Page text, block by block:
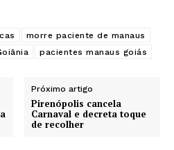
morre paciente de manaus
pacientes manaus goiás
Próximo artigo
Pirenópolis cancela
Carnaval e decreta toque
de recolher